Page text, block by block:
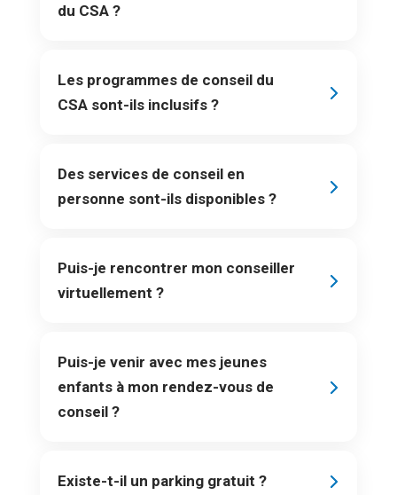
du CSA ?
Les programmes de conseil du
CSA sont-ils inclusifs ?
Des services de conseil en
personne sont-ils disponibles ?
Puis-je rencontrer mon conseiller
virtuellement ?
Puis-je venir avec mes jeunes
enfants à mon rendez-vous de
conseil ?
Existe-t-il un parking gratuit ?